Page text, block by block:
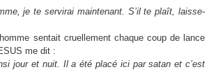
je te servirai maintenant. S’il te plaît, laisse-
sentait cruellement chaque coup de lance
me dit :
jour et nuit. Il a été placé ici par satan et c’est